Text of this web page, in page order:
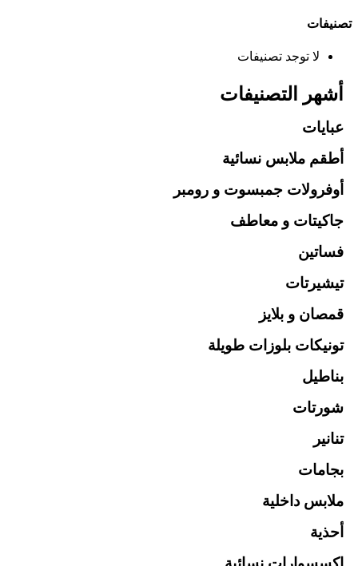
تصنيفات
لا توجد تصنيفات
أشهر التصنيفات
عبايات
أطقم ملابس نسائية
أوفرولات جمبسوت و رومبر
جاكيتات و معاطف
فساتين
تيشيرتات
قمصان و بلايز
تونيكات بلوزات طويلة
بناطيل
شورتات
تنانير
بجامات
ملابس داخلية
أحذية